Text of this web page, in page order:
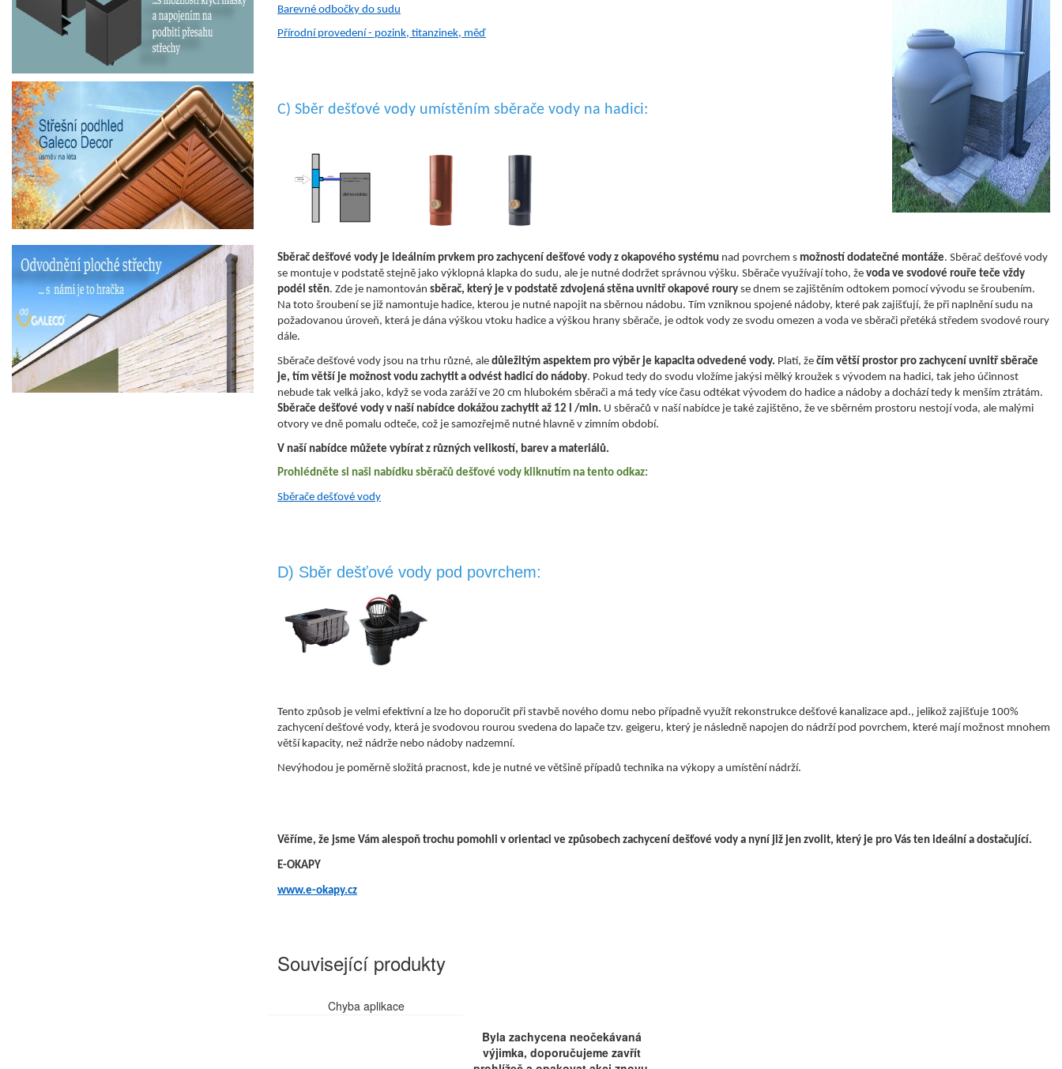
Barevné odbočky do sudu
Přírodní provedení - pozink, titanzinek, měď
C) Sběr dešťové vody umístěním sběrače vody na hadici:
Sběrač dešťové vody je ideálním prvkem pro zachycení dešťové vody z okapového systému nad povrchem s možností dodatečné montáže. Sběrač dešťové vody
se montuje v podstatě stejně jako výklopná klapka do sudu, ale je nutné dodržet správnou výšku. Sběrače využívají toho, že voda ve svodové rouře teče vždy
podél stěn. Zde je namontován sběrač, který je v podstatě zdvojená stěna uvnitř okapové roury se dnem se zajištěním odtokem pomocí vývodu se šroubením.
Na toto šroubení se již namontuje hadice, kterou je nutné napojit na sběrnou nádobu. Tím vzniknou spojené nádoby, které pak zajišťují, že při naplnění sudu na
požadovanou úroveň, která je dána výškou vtoku hadice a výškou hrany sběrače, je odtok vody ze svodu omezen a voda ve sběrači přetéká středem svodové roury
dále.
Sběrače dešťové vody jsou na trhu různé, ale důležitým aspektem pro výběr je kapacita odvedené vody. Platí, že čím větší prostor pro zachycení uvnitř sběrače
je, tím větší je možnost vodu zachytit a odvést hadicí do nádoby. Pokud tedy do svodu vložíme jakýsi mělký kroužek s vývodem na hadici, tak jeho účinnost
nebude tak velká jako, když se voda zaráží ve 20 cm hlubokém sběrači a má tedy více času odtékat vývodem do hadice a nádoby a dochází tedy k menším ztrátám.
Sběrače dešťové vody v naší nabídce dokážou zachytit až 12 l /min. U sběračů v naší nabídce je také zajištěno, že ve sběrném prostoru nestojí voda, ale malými
otvory ve dně pomalu odteče, což je samozřejmě nutné hlavně v zimním období.
V naší nabídce můžete vybírat z různých velikostí, barev a materiálů.
Prohlédněte si naši nabídku sběračů dešťové vody kliknutím na tento odkaz:
Sběrače dešťové vody
D) Sběr dešťové vody pod povrchem:
Tento způsob je velmi efektivní a lze ho doporučit při stavbě nového domu nebo případně využít rekonstrukce dešťové kanalizace apd., jelikož zajišťuje 100%
zachycení dešťové vody, která je svodovou rourou svedena do lapače tzv. geigeru, který je následně napojen do nádrží pod povrchem, které mají možnost mnohem
větší kapacity, než nádrže nebo nádoby nadzemní.
Nevýhodou je poměrně složitá pracnost, kde je nutné ve většině případů technika na výkopy a umístění nádrží.
Věříme, že jsme Vám alespoň trochu pomohli v orientaci ve způsobech zachycení dešťové vody a nyní již jen zvolit, který je pro Vás ten ideální a dostačující.
E-OKAPY
www.e-okapy.cz
Související produkty
Chyba aplikace
Byla zachycena neočekávaná
výjimka, doporučujeme zavřít